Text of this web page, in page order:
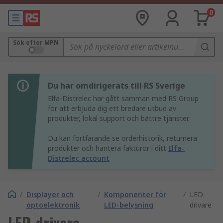
0
Sök efter MPN
Du har omdirigerats till RS Sverige
Elfa-Distrelec har gått samman med RS Group
för att erbjuda dig ett bredare utbud av
produkter, lokal support och bättre tjänster.
Du kan fortfarande se orderhistorik, returnera
produkter och hantera fakturor i ditt Elfa-
Distrelec account
/ Displayer och
optoelektronik
/ Komponenter för
LED-belysning
/ LED-
drivare